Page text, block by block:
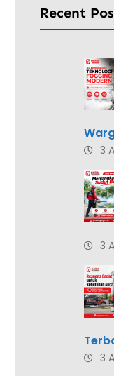
Recent
3
3
3